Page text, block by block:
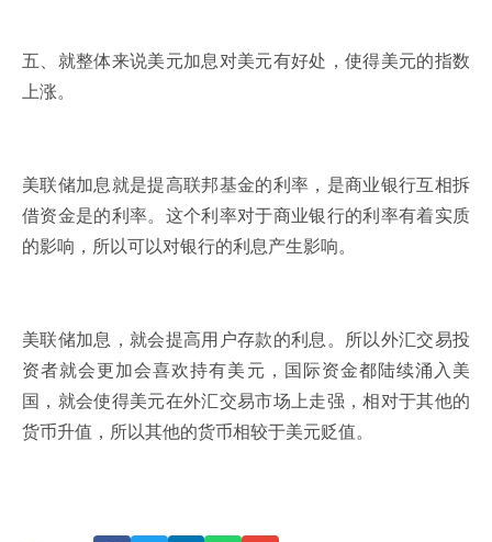
五、就整体来说美元加息对美元有好处，使得美元的指数
上涨。
美联储加息就是提高联邦基金的利率，是商业银行互相拆
借资金是的利率。这个利率对于商业银行的利率有着实质
的影响，所以可以对银行的利息产生影响。
美联储加息，就会提高用户存款的利息。所以外汇交易投
资者就会更加会喜欢持有美元，国际资金都陆续涌入美
国，就会使得美元在外汇交易市场上走强，相对于其他的
货币升值，所以其他的货币相较于美元贬值。